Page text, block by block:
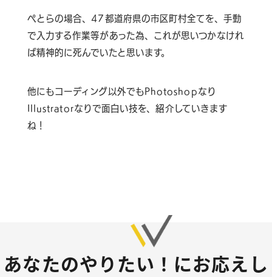
ぺとらの場合、47都道府県の市区町村全てを、手動
で入力する作業等があった為、これが思いつかなけれ
ば精神的に死んでいたと思います。
他にもコーディング以外でもPhotoshopなり
Illustratorなりで面白い技を、紹介していきます
ね！
あなたのやりたい！にお応えし